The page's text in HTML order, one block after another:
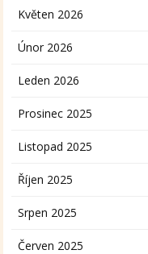
Květen 2026
Únor 2026
Leden 2026
Prosinec 2025
Listopad 2025
Říjen 2025
Srpen 2025
Červen 2025